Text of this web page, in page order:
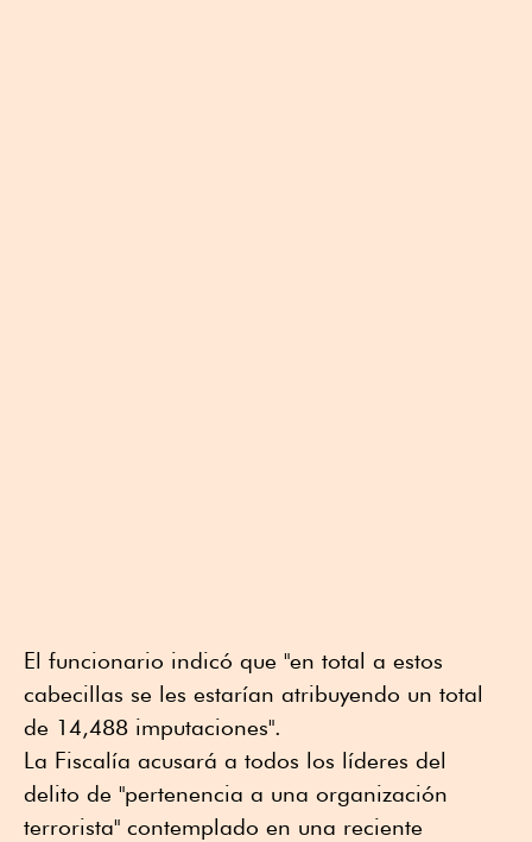
El funcionario indicó que "en total a estos
cabecillas se les estarían atribuyendo un total
de 14,488 imputaciones".
La Fiscalía acusará a todos los líderes del
delito de "pertenencia a una organización
terrorista" contemplado en una reciente